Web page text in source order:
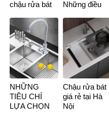
chậu rửa bát
những câu hỏi
thường gặp
Những điều
chậu rửa bát
đơn.
NHỮNG
TIÊU CHÍ
LỰA CHỌN
Chậu rửa bát
giá rẻ tại Hà
Nội